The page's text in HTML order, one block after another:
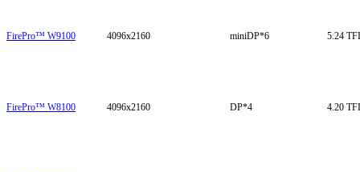
FirePro™ W9100 4096x2160 miniDP*6 5.24
FirePro™ W8100 4096x2160 DP*4 4.20